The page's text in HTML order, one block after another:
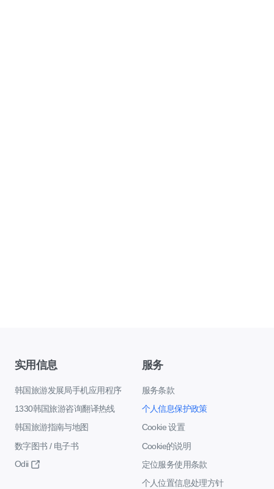
实用信息
韩国旅游发展局手机应用程序
1330韩国旅游咨询翻译热线
韩国旅游指南与地图
数字图书 / 电子书
Odii
服务
服务条款
个人信息保护政策
Cookie 设置
Cookie的说明
定位服务使用条款
个人位置信息处理方针